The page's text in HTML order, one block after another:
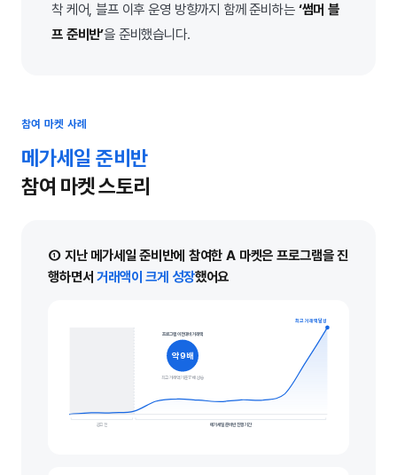
착 케어, 블프 이후 운영 방향까지 함께 준비하는 ‘썸머 블
프 준비반’을 준비했습니다.
참여 마켓 사례
메가세일 준비반
참여 마켓 스토리
① 지난 메가세일 준비반에 참여한 A 마켓은 프로그램을 진
행하면서거래액이 크게 성장했어요
최고 거래액 달성
프로그램 이전 대비 거래액
약 9배
최고 거래액 기준 17배 상승
광고 전 메가세일 준비반 진행 기간